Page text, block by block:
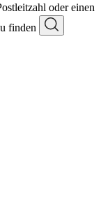
oder einen
finden